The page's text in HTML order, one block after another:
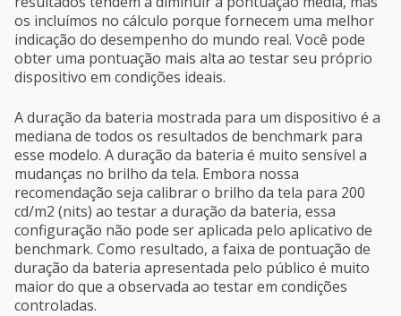
os incluímos no cálculo porque fornecem uma melhor
indicação do desempenho do mundo real. Você pode
obter uma pontuação mais alta ao testar seu próprio
dispositivo em condições ideais.
A duração da bateria mostrada para um dispositivo é a
mediana de todos os resultados de benchmark para
esse modelo. A duração da bateria é muito sensível a
mudanças no brilho da tela. Embora nossa
recomendação seja calibrar o brilho da tela para 200
cd/m2 (nits) ao testar a duração da bateria, essa
configuração não pode ser aplicada pelo aplicativo de
benchmark. Como resultado, a faixa de pontuação de
duração da bateria apresentada pelo público é muito
maior do que a observada ao testar em condições
controladas.